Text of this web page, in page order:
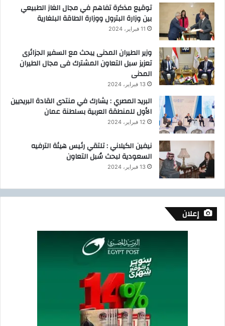
توقيع مذكرة تفاهم في مجال الغاز الطبيعي
بين وزارة البترول ووزارة الطاقة البلغارية
11 فبراير، 2024
وزير الطيران المدنى يبحث مع السفير الجزائرى
تعزيز سبل التعاون المشترك فى مجال الطيران
المدنى
13 فبراير، 2024
البريد المصري : يشارك في منتدى القادة البريديين
الأول للمنطقة العربية بسلطنة عمان
12 فبراير، 2024
نيفين الكيلاني : تلتقي رئيس هيئة الترفيه
السعودية لبحث سُبل التعاون
13 فبراير، 2024
إعلان